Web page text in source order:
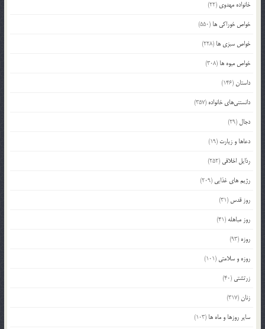
خانواده مهدوی (22)
خواص خوراکی ها (550)
خواص سبزی ها (228)
خواص میوه ها (308)
داستان(146)
دانستنی‌های خانواده (357)
دجال (29)
دعاها و زیارت (19)
رذایل اخلاقی (252)
رژیم های غذایی (209)
روز قدس (31)
روز مباهله (41)
روزه (93)
روزه و سلامتی (101)
زرتشتی (40)
زنان(317)
سایر روزها و ماه ها (103)